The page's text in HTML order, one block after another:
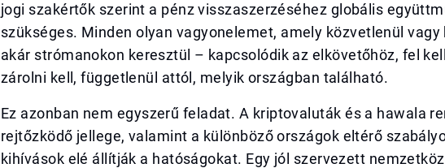
jogi szakértők szerint a pénz visszaszerzéséhez globális
szükséges. Minden olyan vagyonelemet, amely közvetlenül
akár strómanokon keresztül – kapcsolódik az elkövetőhöz, fel
zárolni kell, függetlenül attól, melyik országban található.
Ez azonban nem egyszerű feladat. A kriptovaluták és a hawala
rejtőzködő jellege, valamint a különböző országok eltérő
kihívások elé állítják a hatóságokat. Egy jól szervezett